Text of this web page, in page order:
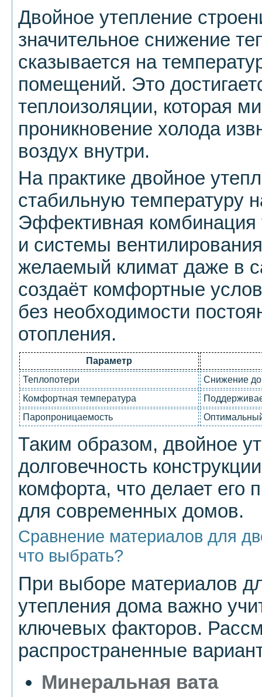
Двойное утепление
значительное снижение
сказывается на
помещений. Это
теплоизоляции, которая
проникновение холода
воздух внутри.
На практике двойное
стабильную температуру
Эффективная
и системы
желаемый климат даже в
создаёт комфортные
без необходимости
отопления.
Параметр
Теплопотери
Снижение
Комфортная температура
Паропроницаемость
Таким образом, двойное
долговечность
комфорта, что делает его
для современных домов.
Сравнение материалов для
что выбрать?
При выборе материалов
утепления дома важно
ключевых факторов.
распространенные
Минеральная вата